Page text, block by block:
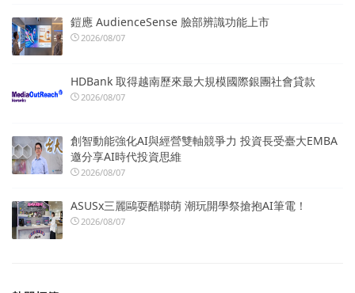
鎧應 AudienceSense 臉部辨識功能上市
2026/08/07
HDBank 取得越南歷來最大規模國際銀團社會貸款
2026/08/07
創智動能強化AI與經營雙軸競爭力 投資長受臺大EMBA
邀分享AI時代投資思維
2026/08/07
ASUSx三麗鷗耍酷聯萌 潮玩開學祭搶抱AI筆電！
2026/08/07